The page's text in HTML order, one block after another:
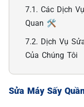
7.1. Các Dịch
Quan 🛠️
7.2. Dịch Vụ
Của Chúng Tôi
Sửa Máy Sấy